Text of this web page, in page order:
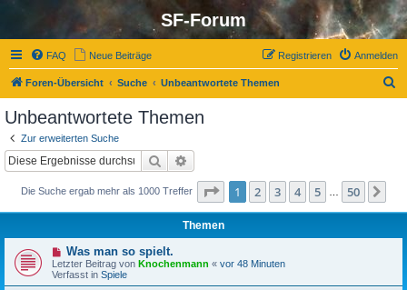
SF-Forum
FAQ Neue Beiträge Anmelden
Registrieren
Foren-Übersicht Suche Unbeantwortete Themen
Unbeantwortete Themen
Zur erweiterten Suche
Suche
Die Suche ergab mehr als 1000 Treffer Seite 1von 50
1 2 3 4 5 50
Themen
N
e
u
e
Was man so spielt.
Letzter Beitrag von Knochenmann « vor 48 Minuten
Verfasst in Spiele